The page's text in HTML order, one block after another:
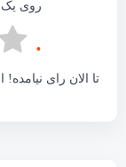
روی یک
تا الان رای